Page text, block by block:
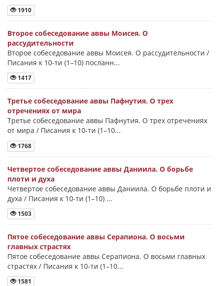
1910
Второе собеседование аввы Моисея. О
рассудительности
Второе собеседование аввы Моисея. О рассудительности /
Писания к 10-ти (1–10) посланн...
1417
Третье собеседование аввы Пафнутия. О трех
отречениях от мира
Третье собеседование аввы Пафнутия. О трех отречениях
от мира / Писания к 10-ти (1–10...
1768
Четвертое собеседование аввы Даниила. О борьбе
плоти и духа
Четвертое собеседование аввы Даниила. О борьбе плоти и
духа / Писания к 10-ти (1–10) ...
1503
Пятое собеседование аввы Серапиона. О восьми
главных страстях
Пятое собеседование аввы Серапиона. О восьми главных
страстях / Писания к 10-ти (1–10...
1581